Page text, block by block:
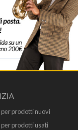
per prodotti nuovi
prodotti usati